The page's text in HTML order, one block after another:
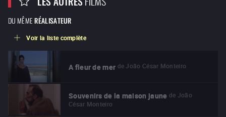
DU MÊME RÉALISATEUR
Voir la liste complète
A fleur de mer de João César Monteiro
Souvenirs de la maison jaune de João
César Monteiro